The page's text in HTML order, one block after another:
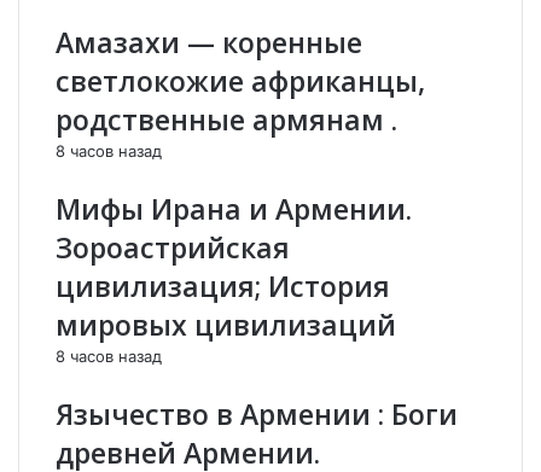
.
С
а
с
т
л
ь
ы
й
р
я
л
г
,
с
т
р
ч
к
я
Амазахи — коренные
светлокожие африканцы,
родственные армянам .
8 часов назад
Мифы Ирана и Армении.
Зороастрийская
цивилизация; История
мировых цивилизаций
8 часов назад
Язычество в Армении : Боги
древней Армении.